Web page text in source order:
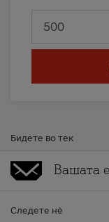
Бидете во тек
Следете нè